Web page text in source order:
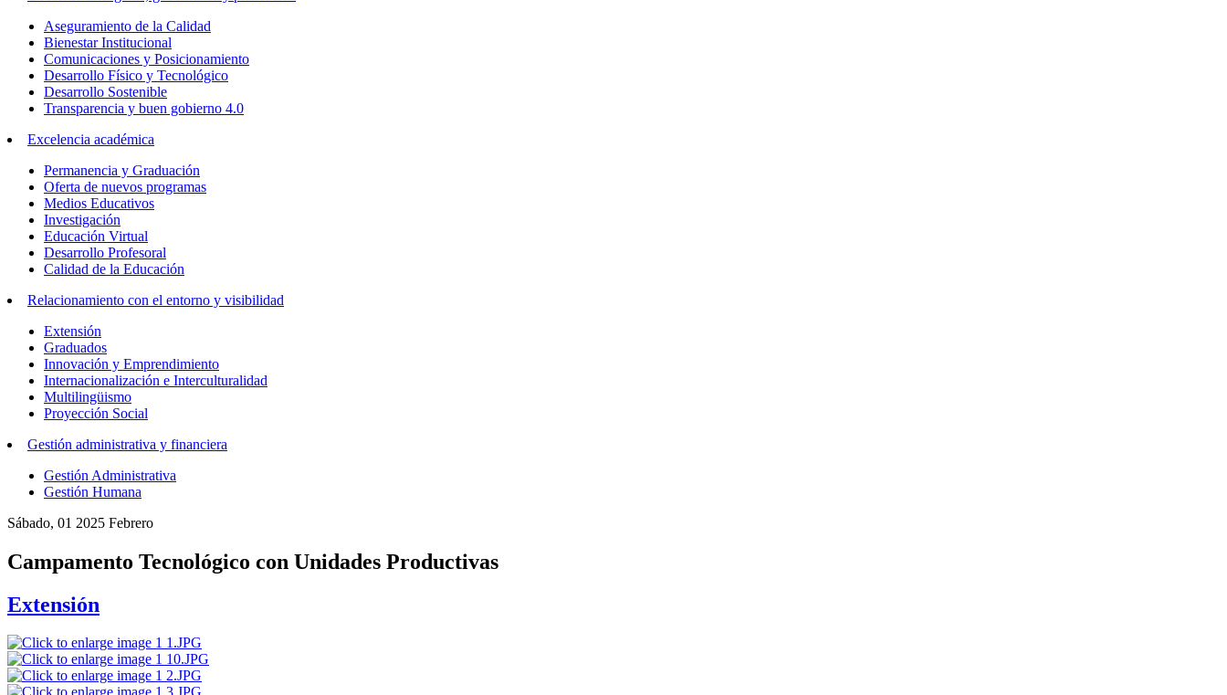
Aseguramiento de la Calidad
Bienestar Institucional
Comunicaciones y Posicionamiento
Desarrollo Físico y Tecnológico
Desarrollo Sostenible
Transparencia y buen gobierno 4.0
Excelencia académica
Permanencia y Graduación
Oferta de nuevos programas
Medios Educativos
Investigación
Educación Virtual
Desarrollo Profesoral
Calidad de la Educación
Relacionamiento con el entorno y visibilidad
Extensión
Graduados
Innovación y Emprendimiento
Internacionalización e Interculturalidad
Multilingüismo
Proyección Social
Gestión administrativa y financiera
Gestión Administrativa
Gestión Humana
Sábado, 01 2025 Febrero
Campamento Tecnológico con Unidades Productivas
Extensión